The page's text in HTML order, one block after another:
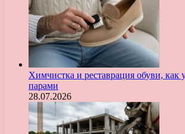
Химчистка и реставрация обуви,
парами
28.07.2026